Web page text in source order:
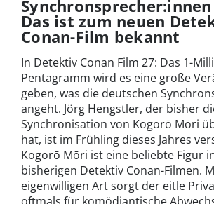
Das ist zum neuen
Conan-Film bekannt
In Detektiv Conan Film 27: Das 1-
Pentagramm wird es eine große
geben, was die deutschen
angeht. Jörg Hengstler, der bisher
Synchronisation von Kogorō Mōri
hat, ist im Frühling dieses Jahres
Kogorō Mōri ist eine beliebte Figur
bisherigen Detektiv Conan-Filmen.
eigenwilligen Art sorgt der eitle